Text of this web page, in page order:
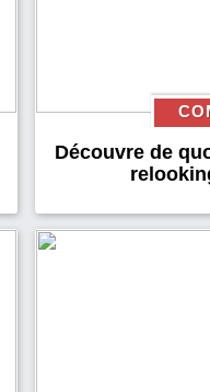
Découvre de